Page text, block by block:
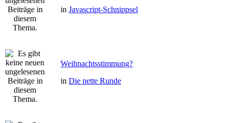
in Javascript-Schnippsel
Weihnachtsstimmung?
in Die nette Runde